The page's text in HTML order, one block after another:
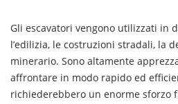
Gli escavatori vengono utilizzati in
l’edilizia, le costruzioni stradali, la
minerario. Sono altamente
affrontare in modo rapido ed
richiederebbero un enorme sforzo